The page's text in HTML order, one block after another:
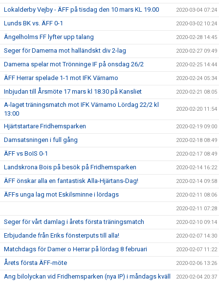
Lokalderby Vejby - ÄFF på tisdag den 10 mars KL 19.00 2020-03-04 07:24
Lunds BK vs. ÄFF 0-1 2020-03-02 10:24
Ängelholms FF lyfter upp talang 2020-02-28 14:45
Seger för Damerna mot halländskt div 2-lag 2020-02-27 09:49
Damerna spelar mot Trönninge IF på onsdag 26/2 2020-02-25 14:44
ÄFF Herrar spelade 1-1 mot IFK Värnamo 2020-02-24 05:34
Inbjudan till Årsmöte 17 mars kl 18.30 på Kansliet 2020-02-21 08:05
A-laget träningsmatch mot IFK Värnamo Lördag 22/2 kl
13:00
2020-02-20 11:54
Hjärtstartare Fridhemsparken 2020-02-19 09:00
Damsatsningen i full gång 2020-02-18 08:49
ÄFF vs BoIS 0-1 2020-02-17 08:49
Landskrona Bois på besök på Fridhemsparken 2020-02-14 16:22
ÄFF önskar alla en fantastisk Alla-Hjärtans-Dag! 2020-02-14 09:58
ÄFFs unga lag mot Eskilsminne i lördags 2020-02-11 08:06
2020-02-11 07:28
Seger för vårt damlag i årets första träningsmatch 2020-02-10 09:14
Erbjudande från Eriks fönsterputs till alla! 2020-02-07 14:30
Matchdags för Damer o Herrar på lördag 8 februari 2020-02-07 11:22
Årets första ÄFF-möte 2020-02-06 13:26
Ang bilolyckan vid Fridhemsparken (nya IP) i måndags kväll 2020-02-04 20:37